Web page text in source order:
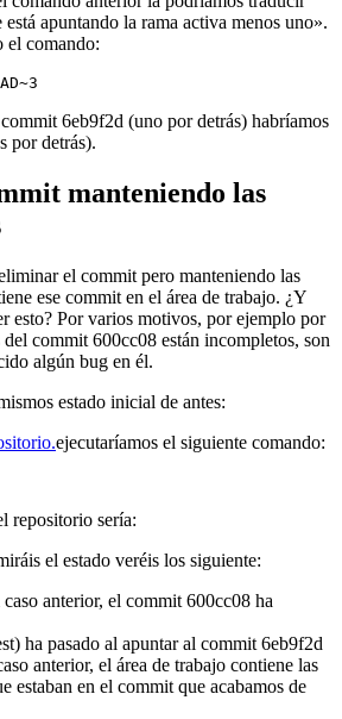
apuntando la rama activa menos uno».
el comando:
6eb9f2d (uno por detrás) habríamos
por detrás).
manteniendo las
el commit pero manteniendo las
ese commit en el área de trabajo. ¿Y
esto? Por varios motivos, por ejemplo por
commit 600cc08 están incompletos, son
algún bug en él.
estado inicial de antes:
ejecutaríamos el siguiente comando:
repositorio sería:
el estado veréis los siguiente:
anterior, el commit 600cc08 ha
ha pasado al apuntar al commit 6eb9f2d
anterior, el área de trabajo contiene las
estaban en el commit que acabamos de